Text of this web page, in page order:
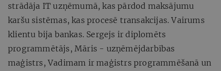
strādāja IT uzņēmumā, kas pārdod maksājumu
karšu sistēmas, kas procesē transakcijas. Vairums
klientu bija bankas. Sergejs ir diplomēts
programmētājs, Māris - uzņēmējdarbības
maģistrs, Vadimam ir maģistrs programmēšanā un